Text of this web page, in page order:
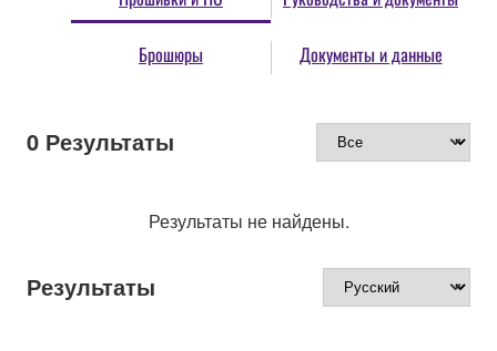
Брошюры Документы и данные
0 Результаты
Результаты не найдены.
Результаты